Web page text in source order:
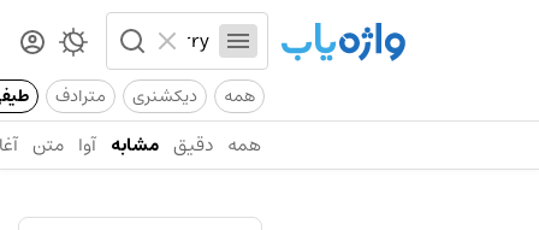
همه دیکشنری مترادف
همه دقیق مشابه آوا متن